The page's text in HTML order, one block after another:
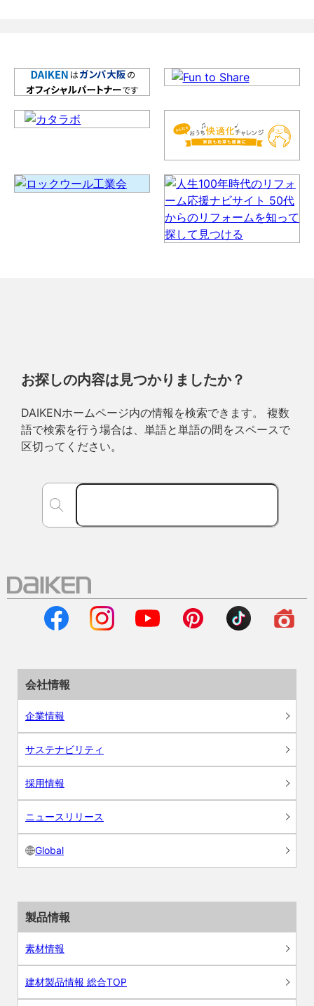
お探しの内容は見つかりましたか？
DAIKENホームページ内の情報を検索できます。 複数
語で検索を行う場合は、単語と単語の間をスペースで
区切ってください。
会社情報
企業情報
サステナビリティ
採用情報
ニュースリリース
Global
製品情報
素材情報
建材製品情報 総合TOP